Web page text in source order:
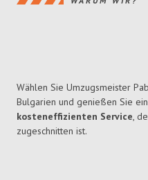
Wählen Sie Umzugsmeister
Bulgarien und genießen Sie
kosteneffizienten Service,
zugeschnitten ist.